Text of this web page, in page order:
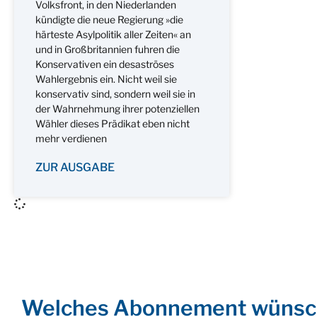
Volksfront, in den Niederlanden
kündigte die neue Regierung »die
härteste Asylpolitik aller Zeiten« an
und in Großbritannien fuhren die
Konservativen ein desaströses
Wahlergebnis ein. Nicht weil sie
konservativ sind, sondern weil sie in
der Wahrnehmung ihrer potenziellen
Wähler dieses Prädikat eben nicht
mehr verdienen
ZUR AUSGABE
Welches Abonnement